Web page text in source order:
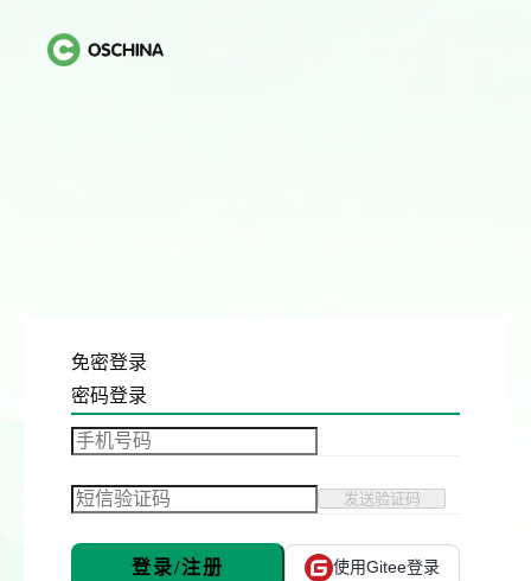
免密登录
密码登录
发送验证码
登录/注册 使用Gitee登录